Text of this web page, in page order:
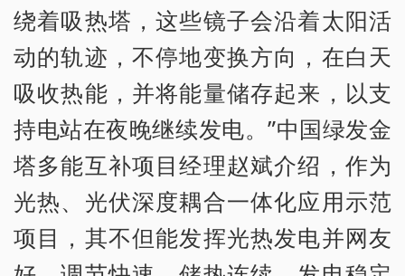
绕着吸热塔，这些镜子会沿着太阳活
动的轨迹，不停地变换方向，在白天
吸收热能，并将能量储存起来，以支
持电站在夜晚继续发电。”中国绿发金
塔多能互补项目经理赵斌介绍，作为
光热、光伏深度耦合一体化应用示范
项目，其不但能发挥光热发电并网友